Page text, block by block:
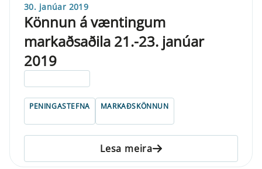
30. janúar 2019
Könnun á væntingum
markaðsaðila 21.-23. janúar
2019
PENINGASTEFNA MARKAÐSKÖNNUN
Lesa meira